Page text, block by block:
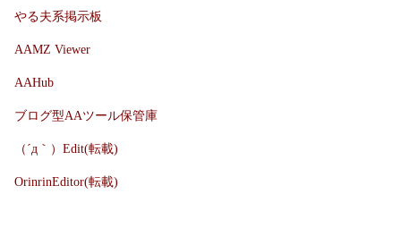
やる夫系掲示板
AAMZ Viewer
AAHub
ブログ型AAツール保管庫
（´д｀）Edit(転載)
OrinrinEditor(転載)